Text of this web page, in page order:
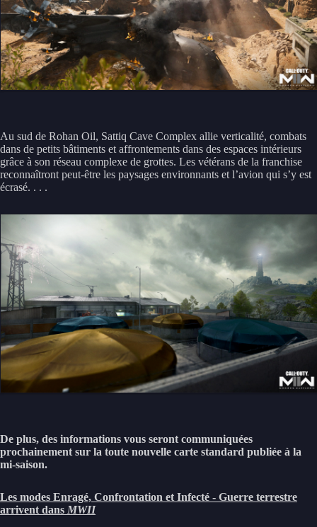
Au sud de Rohan Oil, Sattiq Cave Complex allie verticalité, combats
dans de petits bâtiments et affrontements dans des espaces intérieurs
grâce à son réseau complexe de grottes. Les vétérans de la franchise
reconnaîtront peut-être les paysages environnants et l’avion qui s’y est
écrasé. . . .
De plus, des informations vous seront communiquées
prochainement sur la toute nouvelle carte standard publiée à la
mi-saison.
Les modes Enragé, Confrontation et Infecté - Guerre terrestre
arrivent dans MWII